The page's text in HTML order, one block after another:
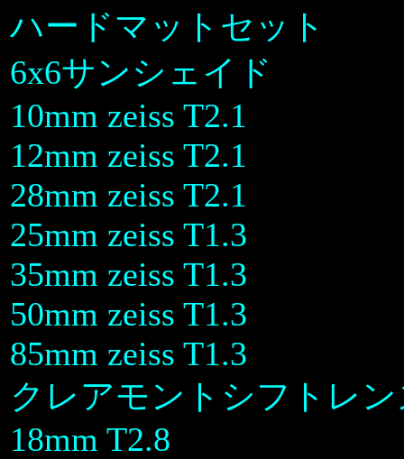
ハードマットセット
6x6サンシェイド
10mm zeiss T2.1
12mm zeiss T2.1
28mm zeiss T2.1
25mm zeiss T1.3
35mm zeiss T1.3
50mm zeiss T1.3
85mm zeiss T1.3
クレアモントシフトレ
18mm T2.8